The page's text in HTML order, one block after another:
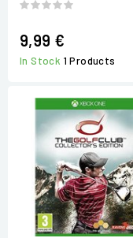
9,99 €
In Stock 1 Products